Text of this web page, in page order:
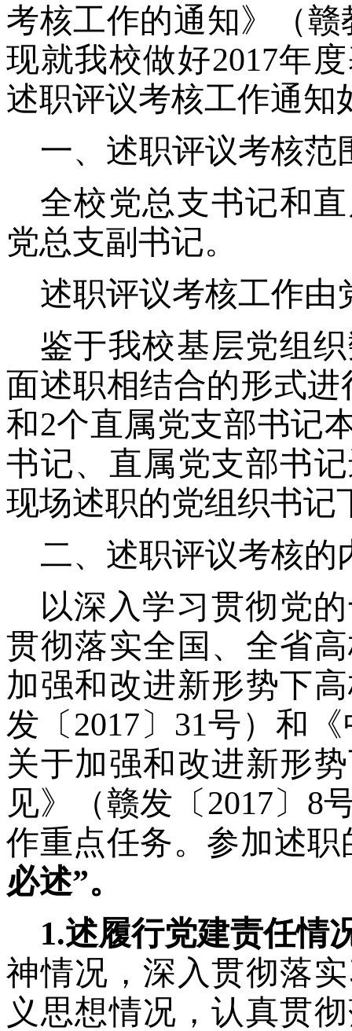
考核工作的通知》（赣
现就我校做好2017年
述职评议考核工作通知
一、 述职评议考核范
全校党总支书记和
党总支副书记。
述职评议考核工作由
鉴于我校基层党组
面述职相结合的形式
和2个直属党支部书记
书记、直属党支部书
现场述职的党组织书记
二、 述职评议考核的
以深入学习贯彻党
贯彻落实全国、全省
加强和改进新形势下
发〔 2017〕31号）和
关于加强和改进新形
见》（赣发〔2017〕8
作重点任务。参加述
必述”。
1.述履行党建责任情
神情况，深入贯彻落
义思想情况，认真贯